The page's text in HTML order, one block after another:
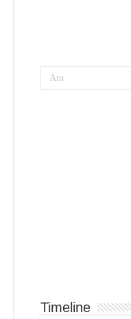
Timeline